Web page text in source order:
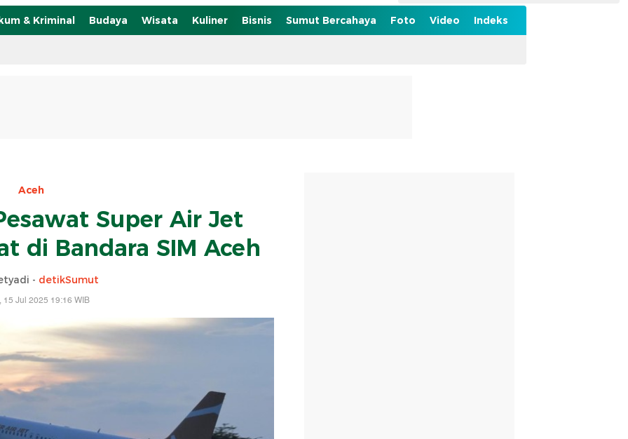
& Kriminal Budaya Wisata Kuliner Bisnis Sumut Bercahaya Foto Video Indeks
Aceh
Super Air Jet
di Bandara SIM Aceh
- detikSumut
15 Jul 2025 19:16 WIB